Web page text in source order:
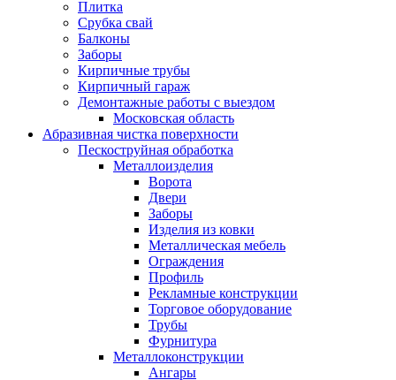
Плитка
Срубка свай
Балконы
Заборы
Кирпичные трубы
Кирпичный гараж
Демонтажные работы с выездом
Московская область
Абразивная чистка поверхности
Пескоструйная обработка
Металлоизделия
Ворота
Двери
Заборы
Изделия из ковки
Металлическая мебель
Ограждения
Профиль
Рекламные конструкции
Торговое оборудование
Трубы
Фурнитура
Металлоконструкции
Ангары